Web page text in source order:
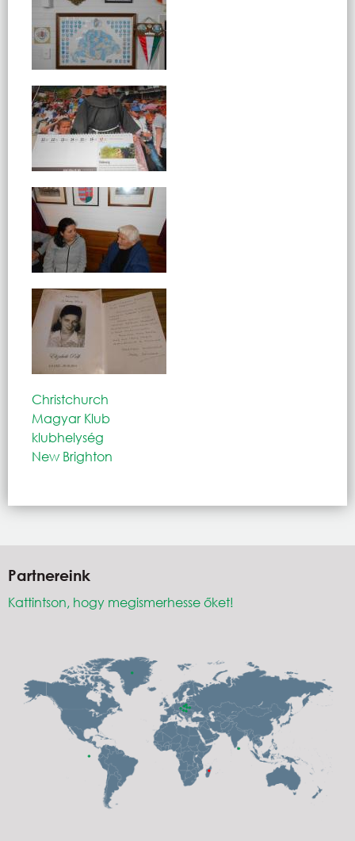
Christchurch
Magyar Klub
klubhelység
New Brighton
Partnereink
Kattintson, hogy megismerhesse őket!